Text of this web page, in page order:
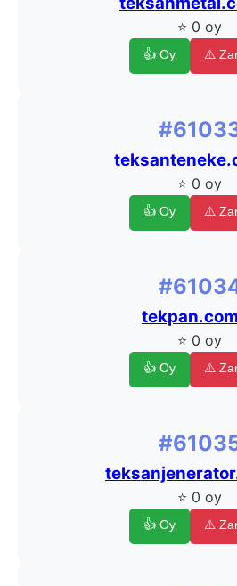
⭐ 0 oy
👍 Oy ⚠️
⭐ 0 oy
👍 Oy ⚠️
⭐ 0 oy
👍 Oy ⚠️
⭐ 0 oy
👍 Oy ⚠️